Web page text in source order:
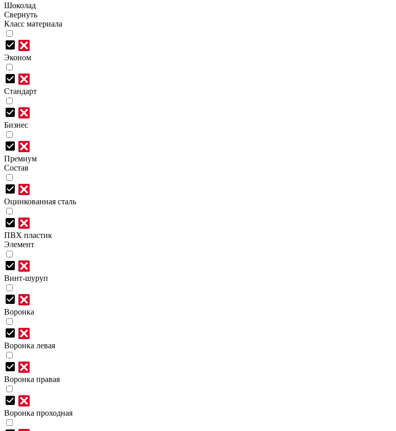
Шоколад
Свернуть
Класс материала
Эконом
Стандарт
Бизнес
Премиум
Состав
Оцинкованная сталь
ПВХ пластик
Элемент
Винт-шуруп
Воронка
Воронка левая
Воронка правая
Воронка проходная